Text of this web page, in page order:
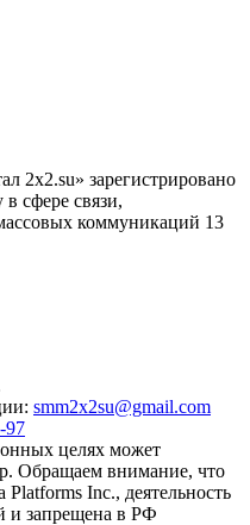
2x2.su» зарегистрировано
сфере связи,
коммуникаций 13
smm2x2su@gmail.com
97
целях может
Обращаем внимание, что
Inc., деятельность
и запрещена в РФ